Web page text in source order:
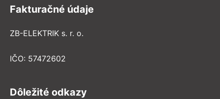
Fakturačné údaje
ZB-ELEKTRIK s. r. o.
IČO: 57472602
Dôležité odkazy